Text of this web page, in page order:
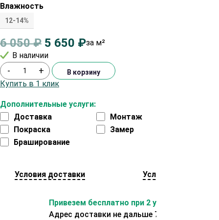
Влажность
12-14%
6 050₽ 5 650 ₽за м²
В наличии
Дополнительные услуги:
Доставка
Монтаж
Покраска
Замер
Браширование
- + В корзину
Купить в 1 клик
Условия доставки Условия оплаты
Привезем бесплатно при 2 условиях:
Адрес доставки не дальше 70 км от склада.